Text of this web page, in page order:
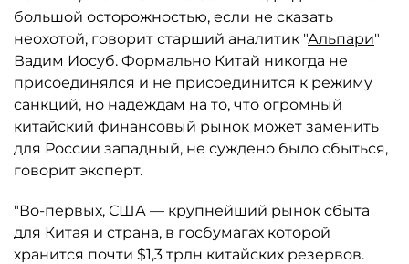
большой осторожностью, если не сказать
неохотой, говорит старший аналитик "Альпари"
Вадим Иосуб. Формально Китай никогда не
присоединялся и не присоединится к режиму
санкций, но надеждам на то, что огромный
китайский финансовый рынок может заменить
для России западный, не суждено было сбыться,
говорит эксперт.
"Во-первых, США — крупнейший рынок сбыта
для Китая и страна, в госбумагах которой
хранится почти $1,3 трлн китайских резервов.